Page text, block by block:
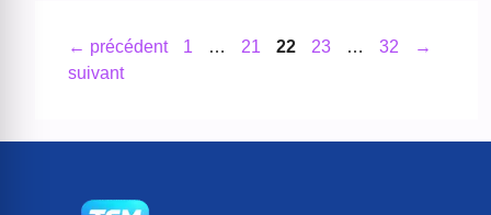
← précédent Page
1 … Page
21 Page
22 Page
23 … Page
32
→
suivant